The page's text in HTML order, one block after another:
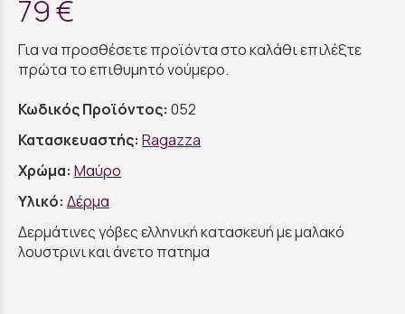
79 €
Για να προσθέσετε προϊόντα στο καλάθι επιλέξτε
πρώτα το επιθυμητό νούμερο.
Κωδικός Προϊόντος: 052
Κατασκευαστής: Ragazza
Χρώμα: Μαύρο
Υλικό: Δέρμα
Δερμάτινες γόβες ελληνική κατασκευή με μαλακό
λουστρινι και άνετο πατημα